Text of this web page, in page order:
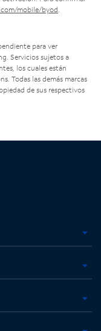
mobile/byod
para ver
Servicios sujetos a
los cuales están
Todas las demás marcas
de sus respectivos